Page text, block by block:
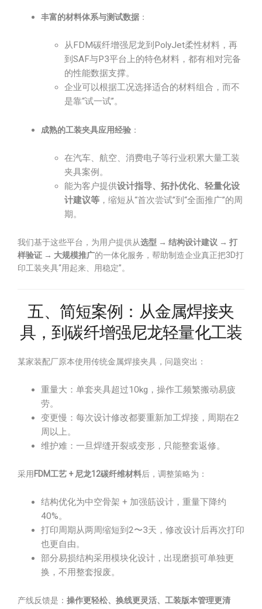
丰富的材料体系与测试数据 ：
从FDM碳纤增强尼龙到PolyJet柔性材料，再
到SAF与P3平台上的特色材料，都有相对完备
的性能数据支撑。
企业可以根据工况选择适合的材料组合，而不
是靠“试一试”。
成熟的工装夹具应用经验 ：
在汽车、航空、消费电子等行业积累大量工装
夹具案例。
能为客户提供设计指导、拓扑优化、轻量化设
计建议等 ，缩短从“首次尝试”到“全面推广”的周
期。
我们基于这些平台，为用户提供从选型 → 结构设计建议 → 打
样验证 → 大规模推广的一体化服务，帮助制造企业真正把3D打
印工装夹具“用起来、用稳定”。
五、简短案例：从金属焊接夹
具，到碳纤增强尼龙轻量化工装
某家装配厂原本使用传统金属焊接夹具，问题突出：
重量大：单套夹具超过10kg，操作工频繁搬动易疲
劳。
变更慢：每次设计修改都要重新加工焊接，周期在2
周以上。
维护难：一旦焊缝开裂或变形，只能整套返修。
采用 FDM工艺 + 尼龙12碳纤维材料后，调整策略为：
结构优化为中空骨架 + 加强筋设计，重量下降约
40%。
打印周期从两周缩短到2〜3天，修改设计后再次打印
也更自由。
部分易损结构采用模块化设计，出现磨损可单独更
换，不用整套报废。
产线反馈是： 操作更轻松、换线更灵活、工装版本管理更清